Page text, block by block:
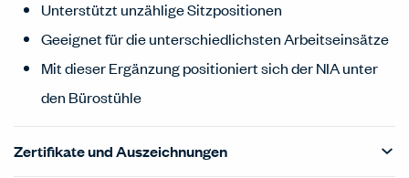
Unterstützt unzählige Sitzpositionen
Geeignet für die unterschiedlichsten Arbeitseinsätze
Mit dieser Ergänzung positioniert sich der NIA unter
den Bürostühle
Zertifikate und Auszeichnungen